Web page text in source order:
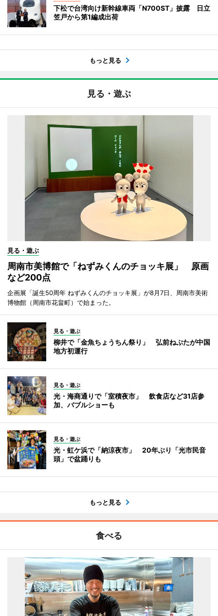
下松で台湾向け新幹線車両「N700ST」披露 日立
笠戸から第1編成出荷
もっと見る
見る・遊ぶ
見る・遊ぶ
周南市美博館で「ねずみくんのチョッキ展」 原画
など200点
企画展「誕生50周年 ねずみくんのチョッキ展」が8月7日、周南市美術
博物館（周南市花畠町）で始まった。
見る・遊ぶ
柳井で「金魚ちょうちん祭り」 弘前ねぷたが中国
地方初運行
見る・遊ぶ
光・海商通りで「室積夜市」 飲食店など31店参
加、バブルショーも
見る・遊ぶ
光・虹ケ浜で「納涼夜市」 20年ぶり「光市民音
頭」で盆踊りも
もっと見る
食べる